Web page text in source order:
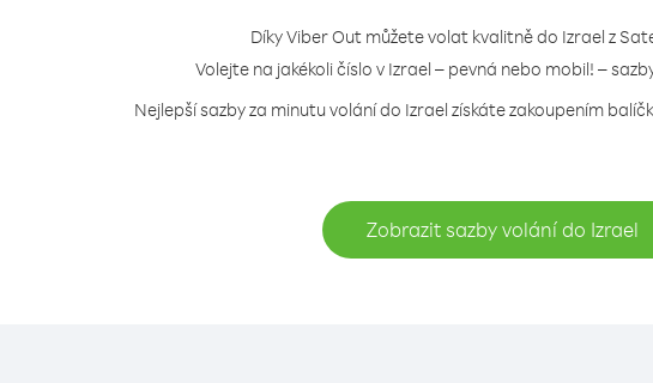
Díky Viber Out můžete volat kvalitně do Izrael z
Volejte na jakékoli číslo v Izrael – pevná nebo mobil! –
Nejlepší sazby za minutu volání do Izrael získáte zakoupením
Zobrazit sazby volání do Izrael